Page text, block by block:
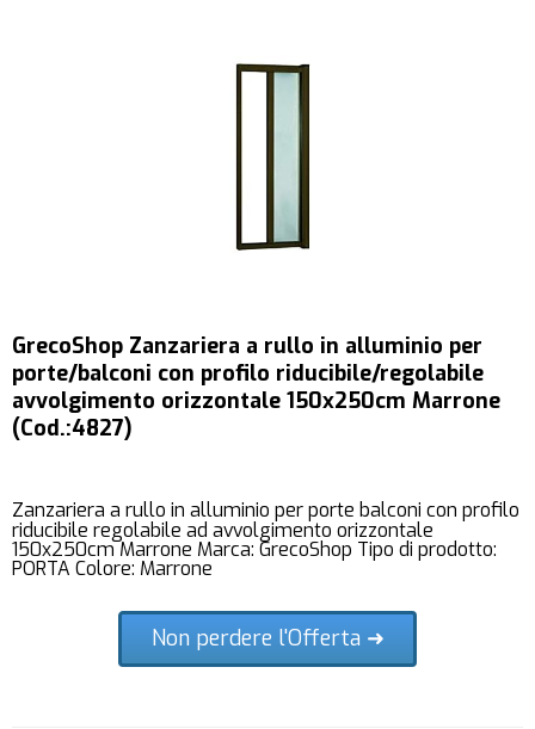
GrecoShop Zanzariera a rullo in alluminio per
porte/balconi con profilo riducibile/regolabile
avvolgimento orizzontale 150x250cm Marrone
(Cod.:4827)
Zanzariera a rullo in alluminio per porte balconi con profilo
riducibile regolabile ad avvolgimento orizzontale
150x250cm Marrone Marca: GrecoShop Tipo di prodotto:
PORTA Colore: Marrone
Non perdere l'Offerta ➜